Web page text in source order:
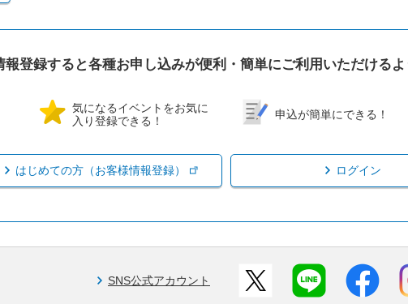
報登録すると各種お申し込みが便利・簡単にご利用いただけるよ
気になるイベントをお気に
入り登録できる！
申込が簡単にできる！
はじめての方（お客様情報登録） ログイン
SNS公式アカウント